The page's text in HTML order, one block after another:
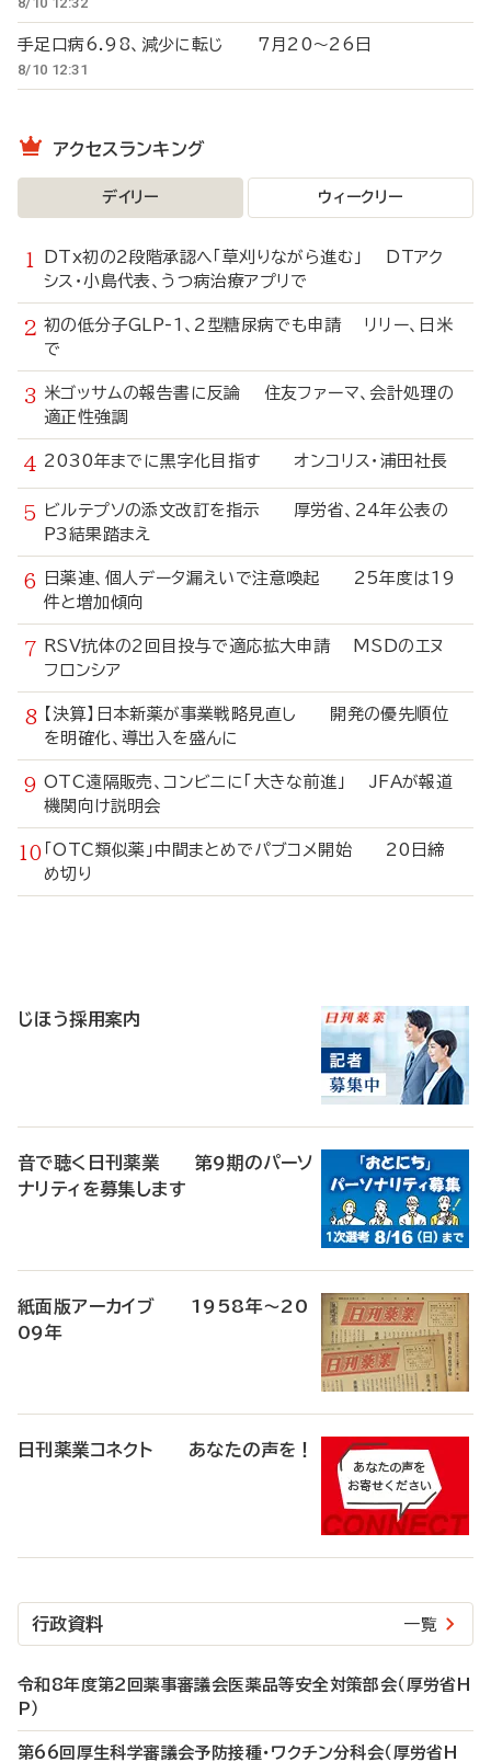
手足口病6.98、減少に転じ 7月20～26日
8/10 12:31
アクセスランキング
デイリー ウィークリー
DTx初の2段階承認へ「草刈りながら進む」 DTアク
シス・小島代表、うつ病治療アプリで
初の低分子GLP-1、2型糖尿病でも申請 リリー、日米
で
米ゴッサムの報告書に反論 住友ファーマ、会計処理の
適正性強調
2030年までに黒字化目指す オンコリス・浦田社長
ビルテプソの添文改訂を指示 厚労省、24年公表の
P3結果踏まえ
日薬連、個人データ漏えいで注意喚起 25年度は19
件と増加傾向
RSV抗体の2回目投与で適応拡大申請 MSDのエヌ
フロンシア
【決算】日本新薬が事業戦略見直し 開発の優先順位
を明確化、導出入を盛んに
OTC遠隔販売、コンビニに「大きな前進」 JFAが報道
機関向け説明会
「OTC類似薬」中間まとめでパブコメ開始 20日締
め切り
じほう採用案内
音で聴く日刊薬業 第9期のパーソ
ナリティを募集します
紙面版アーカイブ 1958年～20
09年
日刊薬業コネクト あなたの声を！
行政資料 一覧
令和8年度第2回薬事審議会医薬品等安全対策部会（厚労省H
P）
第66回厚生科学審議会予防接種・ワクチン分科会（厚労省H